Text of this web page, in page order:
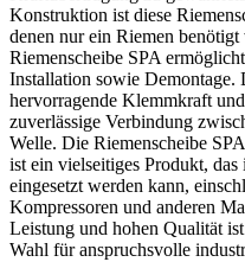
Konstruktion ist diese
denen nur ein Riemen
Riemenscheibe SPA
Installation sowie Demontage.
hervorragende Klemmkraft
zuverlässige Verbindung
Welle. Die Riemenscheibe
ist ein vielseitiges Produkt,
eingesetzt werden kann,
Kompressoren und anderen
Leistung und hohen Qualität
Wahl für anspruchsvolle